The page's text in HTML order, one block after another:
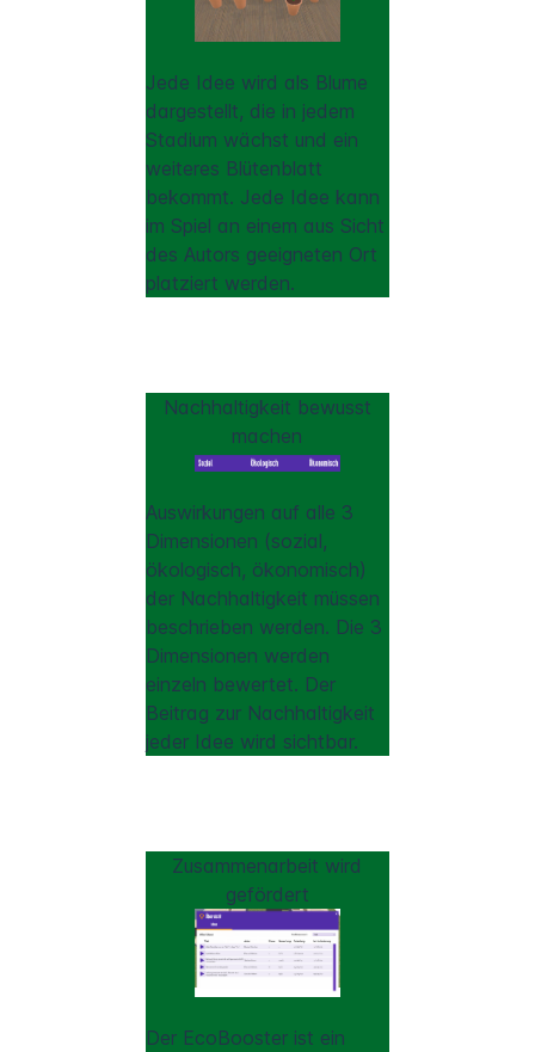
Jede Idee wird als Blume
dargestellt, die in jedem
Stadium wächst und ein
weiteres Blütenblatt
bekommt. Jede Idee kann
im Spiel an einem aus Sicht
des Autors geeigneten Ort
platziert werden.
Nachhaltigkeit bewusst
machen
Auswirkungen auf alle 3
Dimensionen (sozial,
ökologisch, ökonomisch)
der Nachhaltigkeit müssen
beschrieben werden. Die 3
Dimensionen werden
einzeln bewertet. Der
Beitrag zur Nachhaltigkeit
jeder Idee wird sichtbar.
Zusammenarbeit wird
gefördert
Der EcoBooster ist ein